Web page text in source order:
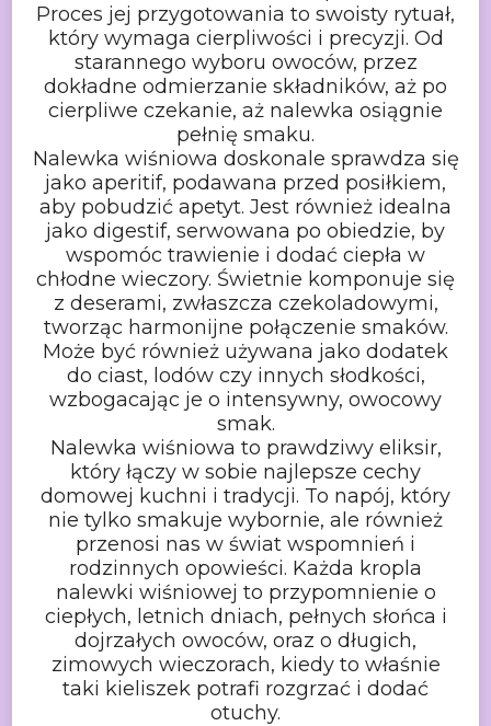
Proces jej przygotowania to swoisty rytuał,
który wymaga cierpliwości i precyzji. Od
starannego wyboru owoców, przez
dokładne odmierzanie składników, aż po
cierpliwe czekanie, aż nalewka osiągnie
pełnię smaku.
Nalewka wiśniowa doskonale sprawdza się
jako aperitif, podawana przed posiłkiem,
aby pobudzić apetyt. Jest również idealna
jako digestif, serwowana po obiedzie, by
wspomóc trawienie i dodać ciepła w
chłodne wieczory. Świetnie komponuje się
z deserami, zwłaszcza czekoladowymi,
tworząc harmonijne połączenie smaków.
Może być również używana jako dodatek
do ciast, lodów czyinnych słodkości,
wzbogacając je o intensywny, owocowy
smak.
Nalewka wiśniowa to prawdziwy eliksir,
który łączy w sobie najlepsze cechy
domowej kuchni i tradycji. To napój, który
nie tylko smakuje wybornie, ale również
przenosi nas w świat wspomnień i
rodzinnych opowieści. Każda kropla
nalewki wiśniowej to przypomnienie o
ciepłych, letnich dniach, pełnych słońca i
dojrzałych owoców, oraz o długich,
zimowych wieczorach, kiedy to właśnie
taki kieliszek potrafi rozgrzać i dodać
otuchy.